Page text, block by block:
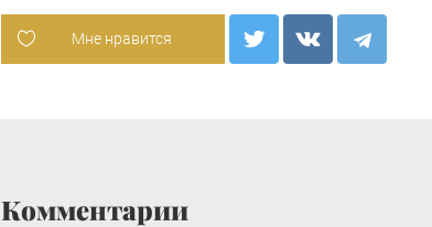
Мне нравится
Комментарии